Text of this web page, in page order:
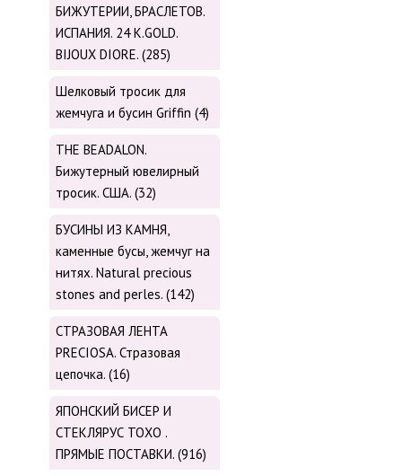
БИЖУТЕРИИ, БРАСЛЕТОВ.
ИСПАНИЯ. 24 K.GOLD.
BIJOUX DIORE. (285)
Шелковый тросик для
жемчуга и бусин Griffin (4)
THE BEADALON.
Бижутерный ювелирный
тросик. США. (32)
БУСИНЫ ИЗ КАМНЯ,
каменные бусы, жемчуг на
нитях. Natural precious
stones and perles. (142)
СТРАЗОВАЯ ЛЕНТА
PRECIOSA. Стразовая
цепочка. (16)
ЯПОНСКИЙ БИСЕР И
СТЕКЛЯРУС TOХО .
ПРЯМЫЕ ПОСТАВКИ. (916)